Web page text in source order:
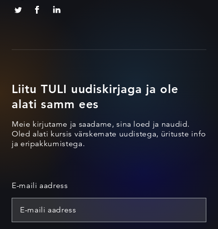
Liitu TULI uudiskirjaga ja ole
alati samm ees
Meie kirjutame ja saadame, sina loed ja naudid.
Oled alati kursis värskemate uudistega, ürituste info
ja eripakkumistega.
E-maili aadress